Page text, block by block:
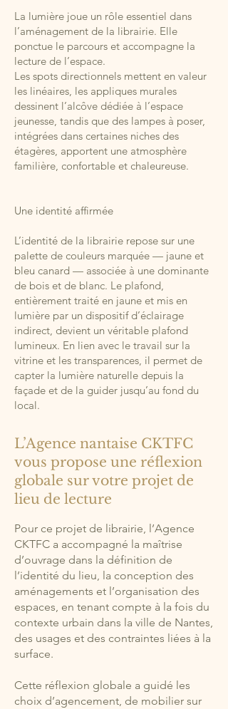
La lumière joue un rôle essentiel dans
l’aménagement de la librairie. Elle
ponctue le parcours et accompagne la
lecture de l’espace.
Les spots directionnels mettent en valeur
les linéaires, les appliques murales
dessinent l’alcôve dédiée à l’espace
jeunesse, tandis que des lampes à poser,
intégrées dans certaines niches des
étagères, apportent une atmosphère
familière, confortable et chaleureuse.
Une identité affirmée
L’identité de la librairie repose sur une
palette de couleurs marquée — jaune et
bleu canard — associée à une dominante
de bois et de blanc. Le plafond,
entièrement traité en jaune et mis en
lumière par un dispositif d’éclairage
indirect, devient un véritable plafond
lumineux. En lien avec le travail sur la
vitrine et les transparences, il permet de
capter la lumière naturelle depuis la
façade et de la guider jusqu’au fond du
local.
L’Agence nantaise CKTFC
vous propose une réflexion
globale sur votre projet de
lieu de lecture
Pour ce projet de librairie, l’Agence
CKTFC a accompagné la maîtrise
d’ouvrage dans la définition de
l’identité du lieu, la conception des
aménagements et l’organisation des
espaces, en tenant compte à la fois du
contexte urbain dans la ville de Nantes,
des usages et des contraintes liées à la
surface.
Cette réflexion globale a guidé les
choix d’agencement, de mobilier sur